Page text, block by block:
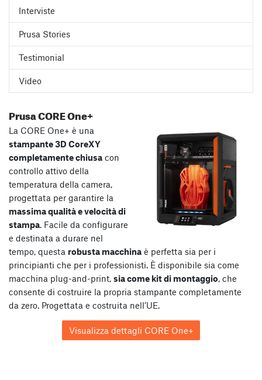
Interviste
Prusa Stories
Testimonial
Video
Prusa CORE One+
La CORE One+ è una
stampante 3D CoreXY
completamente chiusa con
controllo attivo della
temperatura della camera,
progettata per garantire la
massima qualità e velocità di
stampa. Facile da configurare
e destinata a durare nel
tempo, questa robusta macchina è perfetta sia per i
principianti che per i professionisti. È disponibile sia come
macchina plug-and-print, sia come kit di montaggio, che
consente di costruire la propria stampante completamente
da zero. Progettata e costruita nell’UE.
Visualizza dettagli CORE One+